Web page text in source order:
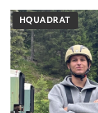
HQUADRAT